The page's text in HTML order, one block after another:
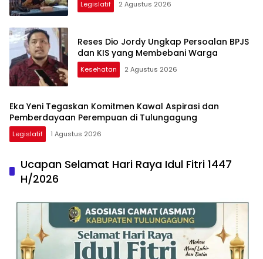
Legislatif 2 Agustus 2026
Reses Dio Jordy Ungkap Persoalan BPJS
dan KIS yang Membebani Warga
Kesehatan 2 Agustus 2026
Eka Yeni Tegaskan Komitmen Kawal Aspirasi dan
Pemberdayaan Perempuan di Tulungagung
Legislatif 1 Agustus 2026
Ucapan Selamat Hari Raya Idul Fitri 1447
H/2026